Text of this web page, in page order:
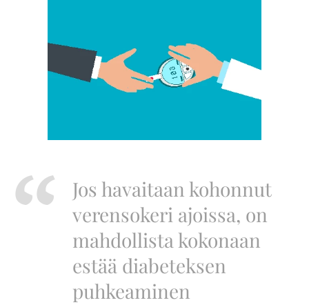
Jos havaitaan kohonnut
verensokeri ajoissa, on
mahdollista kokonaan
estää diabeteksen
puhkeaminen